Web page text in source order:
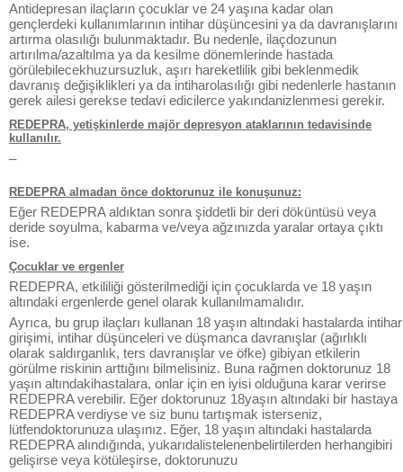
Antidepresan ilaçların çocuklar ve 24 yaşına kadar olan
gençlerdeki kullanımlarının intihar düşüncesini ya da davranışlarını
artırma olasılığı bulunmaktadır. Bu nedenle, ilaçdozunun
artırılma/azaltılma ya da kesilme dönemlerinde hastada
görülebilecekhuzursuzluk, aşırı hareketlilik gibi beklenmedik
davranış değişiklikleri ya da intiharolasılığı gibi nedenlerle hastanın
gerek ailesi gerekse tedavi edicilerce yakındanizlenmesi gerekir.
REDEPRA, yetişkinlerde majör depresyon ataklarının tedavisinde
kullanılır.
REDEPRA almadan önce doktorunuz ile konuşunuz:
Eğer REDEPRA aldıktan sonra şiddetli bir deri döküntüsü veya
deride soyulma, kabarma ve/veya ağzınızda yaralar ortaya çıktı
ise.
Çocuklar ve ergenler
REDEPRA, etkililiği gösterilmediği için çocuklarda ve 18 yaşın
altındaki ergenlerde genel olarak kullanılmamalıdır.
Ayrıca, bu grup ilaçları kullanan 18 yaşın altındaki hastalarda intihar
girişimi, intihar düşünceleri ve düşmanca davranışlar (ağırlıklı
olarak saldırganlık, ters davranışlar ve öfke) gibiyan etkilerin
görülme riskinin arttığını bilmelisiniz. Buna rağmen doktorunuz 18
yaşın altındakihastalara, onlar için en iyisi olduğuna karar verirse
REDEPRA verebilir. Eğer doktorunuz 18yaşın altındaki bir hastaya
REDEPRA verdiyse ve siz bunu tartışmak isterseniz,
lütfendoktorunuza ulaşınız. Eğer, 18 yaşın altındaki hastalarda
REDEPRA alındığında, yukarıdalistelenenbelirtilerden herhangibiri
gelişirse veya kötüleşirse, doktorunuzu